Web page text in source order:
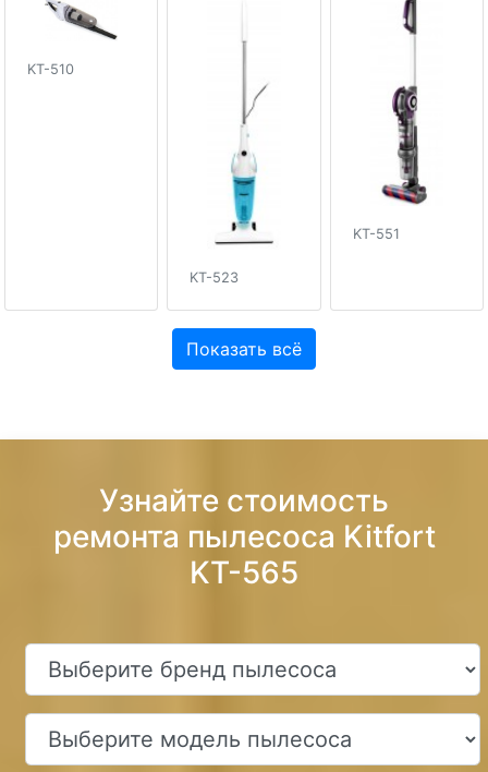
KT-510
KT-523
KT-551
Показать всё
Узнайте стоимость
ремонта пылесоса Kitfort
KT-565